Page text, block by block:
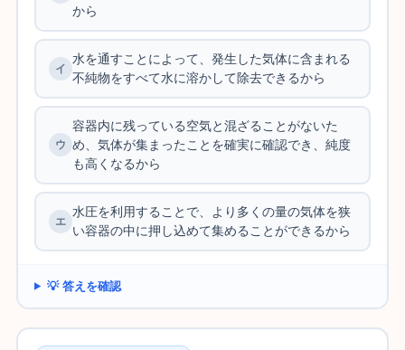
から
水を通すことによって、発生した気体に含まれる
不純物をすべて水に溶かして除去できるから
容器内に残っている空気と混ざることがないた
め、気体が集まったことを確実に確認でき、純度
も高くなるから
水圧を利用することで、より多くの量の気体を狭
い容器の中に押し込めて集めることができるから
💡 答えを確認